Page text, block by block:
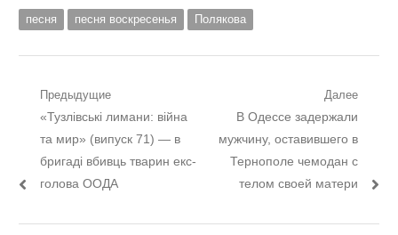
песня песня воскресенья Полякова
Навигация
по
записям
Предыдущие
Предыдущий
пост:
«Тузлівські лимани: війна
та мир» (випуск 71) — в
бригаді вбивць тварин екс-
голова ООДА
Далее
Следующий
пост:
В Одессе задержали
мужчину, оставившего в
Тернополе чемодан с
телом своей матери